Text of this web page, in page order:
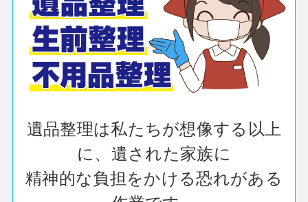
遺品整理は私たちが想像する以上
に、遺された家族に
精神的な負担をかける恐れがある